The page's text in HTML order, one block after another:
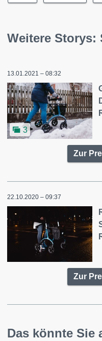
Weitere Storys:
13.01.2021 – 08:32
3
Zur
22.10.2020 – 09:37
Zur
Das könnte Sie